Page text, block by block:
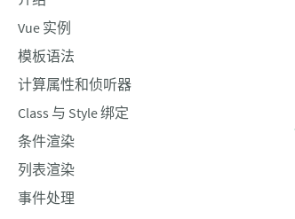
Vue 实例
模板语法
计算属性和侦听器
Class 与 Style 绑定
条件渲染
列表渲染
事件处理